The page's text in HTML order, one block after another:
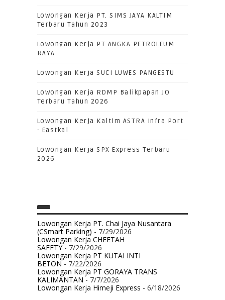
Lowongan Kerja PT. SIMS JAYA KALTIM
Terbaru Tahun 2023
Lowongan Kerja PT ANGKA PETROLEUM
RAYA
Lowongan Kerja SUCI LUWES PANGESTU
Lowongan Kerja RDMP Balikpapan JO
Terbaru Tahun 2026
Lowongan Kerja Kaltim ASTRA Infra Port
- Eastkal
Lowongan Kerja SPX Express Terbaru
2026
Lowongan Kerja PT. Chai Jaya Nusantara
(CSmart Parking) - 7/29/2026
Lowongan Kerja CHEETAH
SAFETY- 7/29/2026
Lowongan Kerja PT KUTAI INTI
BETON- 7/22/2026
Lowongan Kerja PT GORAYA TRANS
KALIMANTAN- 7/7/2026
Lowongan Kerja Himeji Express - 6/18/2026